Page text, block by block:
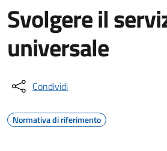
Svolgere il
universale
Condividi
Normativa di riferimento